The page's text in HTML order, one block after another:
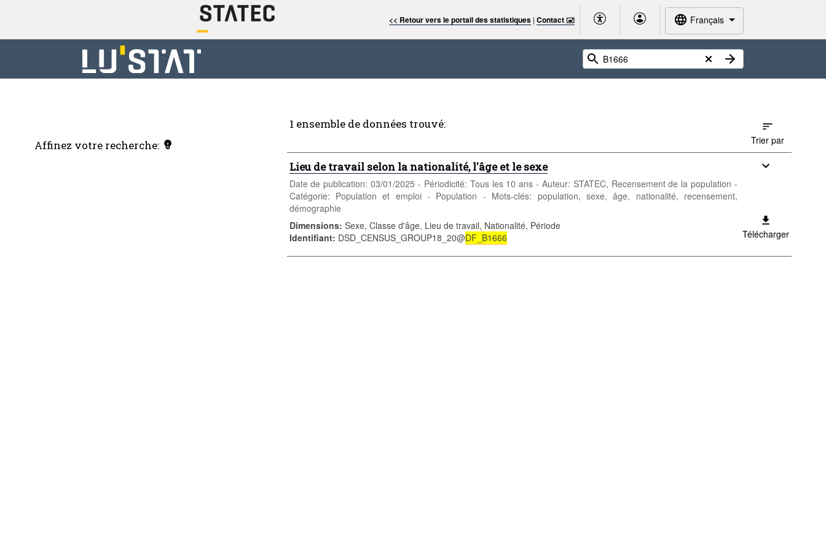
<< Retour vers le portail des statistiques |Contact 🖃 Français
Affinez votre recherche:
1 ensemble de données trouvé:
Trier par
Lieu de travail selon la nationalité, l'âge et le sexe
Date de publication: 03/01/2025 - Périodicité: Tous les 10 ans - Auteur: STATEC, Recensement de la population -
Catégorie: Population et emploi - Population - Mots-clés: population, sexe, âge, nationalité, recensement,
démographie
Dimensions: Sexe, Classe d'âge, Lieu de travail, Nationalité, Période
Identifiant: DSD_CENSUS_GROUP18_20@DF_B1666 Télécharger